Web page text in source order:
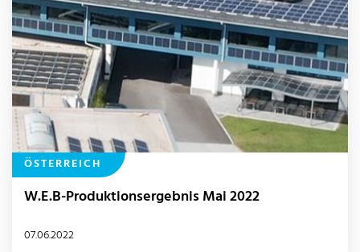
ÖSTERREICH
W.E.B-Produktionsergebnis Mai 2022
07.06.2022